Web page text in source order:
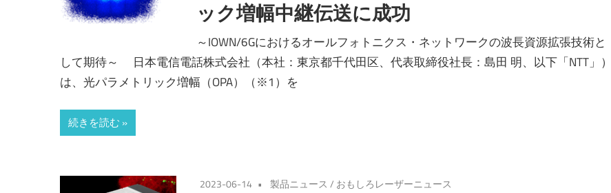
ック増幅中継伝送に成功
～IOWN/6Gにおけるオールフォトニクス・ネットワークの波長資源拡張技術と
して期待～ 日本電信電話株式会社（本社：東京都千代田区、代表取締役社長：島田 明、以下「NTT」）
は、光パラメトリック増幅（OPA）（※1）を
続きを読む
2023-06-14 製品ニュース / おもしろレーザーニュース